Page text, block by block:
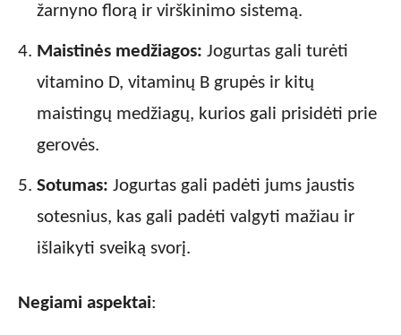
žarnyno florą ir virškinimo sistemą.
Maistinės medžiagos: Jogurtas gali turėti
vitamino D, vitaminų B grupės ir kitų
maistingų medžiagų, kurios gali prisidėti prie
gerovės.
Sotumas: Jogurtas gali padėti jums jaustis
sotesnius, kas gali padėti valgyti mažiau ir
išlaikyti sveiką svorį.
Negiami aspektai: